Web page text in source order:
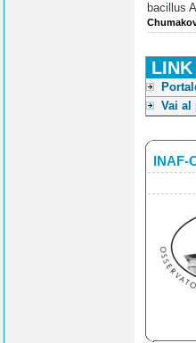
bacillus
Vai al
INAF-